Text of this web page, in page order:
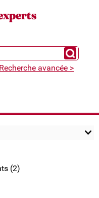
Chercher
Recherche avancée >
(2)